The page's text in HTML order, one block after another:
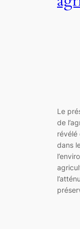
Le
de
révélé
dans